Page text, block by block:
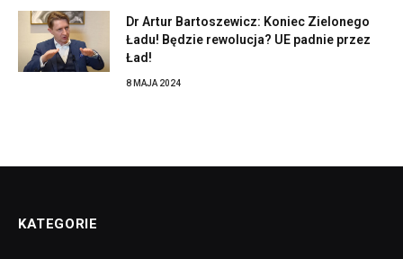
Dr Artur Bartoszewicz: Koniec Zielonego
Ładu! Będzie rewolucja? UE padnie przez
Ład!
8 MAJA 2024
KATEGORIE